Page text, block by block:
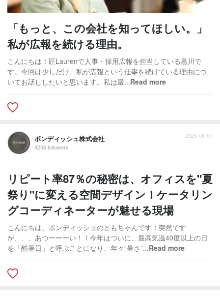
「もっと、この会社を知ってほしい。」
私が広報を続ける理由。
こんにちは！匠Laurenで人事・採用広報を担当している黒川で
す。今回は少しだけ、私が広報という仕事を続けている理由につ
いてお話ししたいと思います。私は最...Read more
ボンディッシュ株式会社
3256 followers
2026-08-07
リピート率87％の秘密は、オフィスを"夏
祭り"に変える空間デザイン！ケータリン
グコーディネーターが魅せる現場
こんにちは、ボンディッシュのともちゃんです！突然です
が、、、あつーーーい！！今年はついに、最高気温40度以上の日
を「酷暑日」と呼ぶことになり、年々“暑さ”...Read more